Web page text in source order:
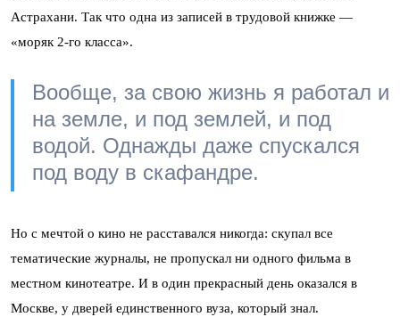
Астрахани. Так что одна из записей в трудовой книжке —
«моряк 2-го класса».
Вообще, за свою жизнь я работал и
на земле, и под землей, и под
водой. Однажды даже спускался
под воду в скафандре.
Но с мечтой о кино не расставался никогда: скупал все
тематические журналы, не пропускал ни одного фильма в
местном кинотеатре. И в один прекрасный день оказался в
Москве, у дверей единственного вуза, который знал.